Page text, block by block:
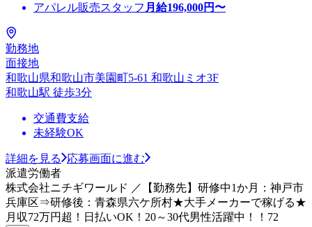
アパレル販売スタッフ 月給196,000円〜
勤務地
面接地
和歌山県和歌山市美園町5-61 和歌山ミオ3F
和歌山駅 徒歩3分
交通費支給
未経験OK
詳細を見る
応募画面に進む
派遣労働者
株式会社ニチギワールド ／【勤務先】研修中1か月：神戸市
兵庫区⇒研修後：青森県六ケ所村★大手メーカーで稼げる★
月収72万円超！日払いOK！20～30代男性活躍中！！72